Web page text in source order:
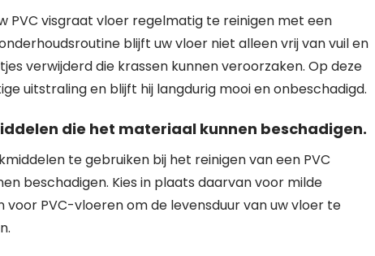
PVC visgraat vloer regelmatig te reinigen met een
blijft uw vloer niet alleen vrij van vuil en
verwijderd die krassen kunnen veroorzaken. Op deze
uitstraling en blijft hij langdurig mooi en onbeschadigd.
die het materiaal kunnen beschadigen.
te gebruiken bij het reinigen van een PVC
beschadigen. Kies in plaats daarvan voor milde
PVC-vloeren om de levensduur van uw vloer te